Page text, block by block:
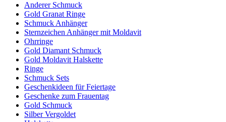
Anderer Schmuck
Gold Granat Ringe
Schmuck Anhänger
Sternzeichen Anhänger mit Moldavit
Ohrringe
Gold Diamant Schmuck
Gold Moldavit Halskette
Ringe
Schmuck Sets
Geschenkideen für Feiertage
Geschenke zum Frauentag
Gold Schmuck
Silber Vergoldet